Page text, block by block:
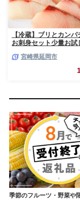
【冷蔵】ブリとカン
お刺身セット少量お試
宮崎県延岡市
季節のフルーツ・野菜や